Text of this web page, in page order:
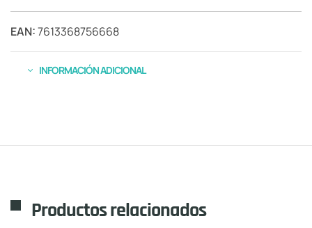
EAN:7613368756668
INFORMACIÓN ADICIONAL
Productos relacionados